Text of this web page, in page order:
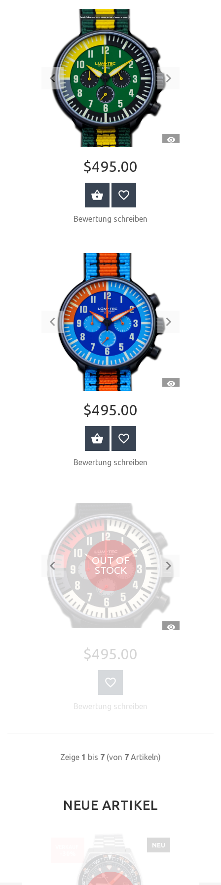
$495.00
JETZT KAUFEN
Bewertung schreiben
$495.00
JETZT KAUFEN
Bewertung schreiben
OUT OF
STOCK
$495.00
Bewertung schreiben
Zeige 1 bis 7 (von 7 Artikeln)
NEUE ARTIKEL
NEU